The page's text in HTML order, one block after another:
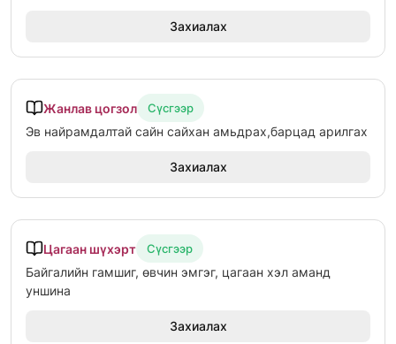
Захиалах
Жанлав цогзол Сүсгээр
Эв найрамдалтай сайн сайхан амьдрах,барцад арилгах
Захиалах
Цагаан шүхэрт Сүсгээр
Байгалийн гамшиг, өвчин эмгэг, цагаан хэл аманд
уншина
Захиалах